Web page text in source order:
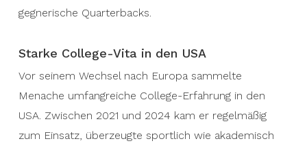
gegnerische Quarterbacks.
Starke College-Vita in den USA
Vor seinem Wechsel nach Europa sammelte
Menache umfangreiche College-Erfahrung in den
USA. Zwischen 2021 und 2024 kam er regelmäßig
zum Einsatz, überzeugte sportlich wie akademisch